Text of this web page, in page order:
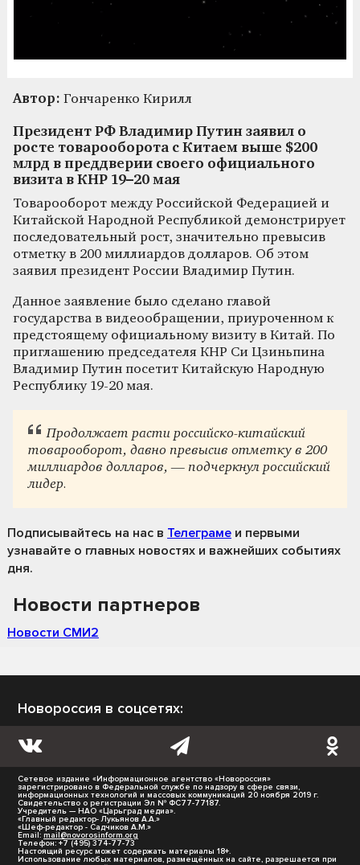
Автор: Гончаренко Кирилл
Президент РФ Владимир Путин заявил о
росте товарооборота с Китаем выше $200
млрд в преддверии своего официального
визита в КНР 19–20 мая
Товарооборот между Российской Федерацией и
Китайской Народной Республикой демонстрирует
последовательный рост, значительно превысив
отметку в 200 миллиардов долларов. Об этом
заявил президент России Владимир Путин.
Данное заявление было сделано главой
государства в видеообращении, приуроченном к
предстоящему официальному визиту в Китай. По
приглашению председателя КНР Си Цзиньпина
Владимир Путин посетит Китайскую Народную
Республику 19-20 мая.
Продолжает расти российско-китайский
товарооборот, давно превысив отметку в 200
миллиардов долларов, — подчеркнул российский
лидер.
Подписывайтесь на нас в Телеграме и первыми
узнавайте о главных новостях и важнейших событиях
дня.
Новости партнеров
Новости СМИ2
Новороссия в соцсетях:
Сетевое издание «Информационное агентство «Новороссия»
зарегистрировано в Федеральной службе по надзору в сфере связи,
информационных технологий и массовых коммуникаций 20 ноября 2019 г.
Свидетельство о регистрации Эл № ФС77-77187.
Учредитель — НАО «Царьград медиа».
«Главный редактор- Лукьянов А.А.»
«Шеф-редактор - Садчиков А.М.»
Email: mail@novorosinform.org
Телефон: +7 (495) 374-77-73
Настоящий ресурс может содержать материалы 18+.
Использование любых материалов, размещённых на сайте, разрешается при